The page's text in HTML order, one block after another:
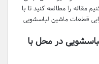
مقاله را مطالعه کنید تا با
قطعات ماشین لباسشویی
در محل با